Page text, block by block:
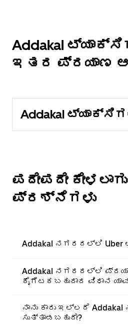
Addakal
ಇತರ ಪ್ರಯಾಣ
Addakal
ಪದೇಪದೇ
ಪ್ರಶ್ನೆಗಳು
Addakal ನಗರದಲ್ಲಿ
Addakal ನಗರದಲ್ಲಿ
ಕೈಗೆಟಕಬಹುದಾದ ವಿಧಾನ
ನಾನು ಕಾರು ಇಲ್ಲದೆ
ಸುತ್ತಾಡಬಹುದೇ?